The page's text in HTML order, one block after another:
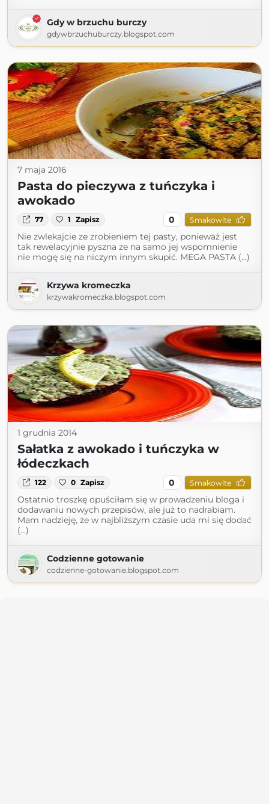
Gdy w brzuchu burczy
gdywbrzuchuburczy.blogspot.com
7 maja 2016
Pasta do pieczywa z tuńczyka i
awokado
77 1 Zapisz 0 Smakowite
Nie zwlekajcie ze zrobieniem tej pasty, ponieważ jest
tak rewelacyjnie pyszna że na samo jej wspomnienie
nie mogę się na niczym innym skupić. MEGA PASTA (...)
Krzywa kromeczka
krzywakromeczka.blogspot.com
1 grudnia 2014
Sałatka z awokado i tuńczyka w
łódeczkach
122 0 Zapisz 0 Smakowite
Ostatnio troszkę opuściłam się w prowadzeniu bloga i
dodawaniu nowych przepisów, ale już to nadrabiam.
Mam nadzieję, że w najbliższym czasie uda mi się dodać
(...)
Codzienne gotowanie
codzienne-gotowanie.blogspot.com